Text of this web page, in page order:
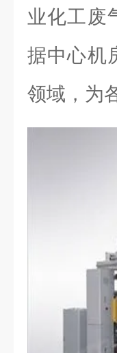
业化工废
据中心机
领域，为